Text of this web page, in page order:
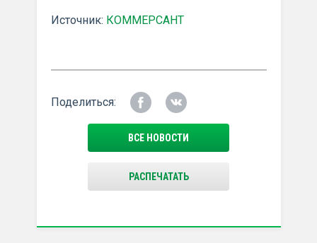
Источник: КОММЕРСАНТ
Поделиться:
ВСЕ НОВОСТИ
РАСПЕЧАТАТЬ